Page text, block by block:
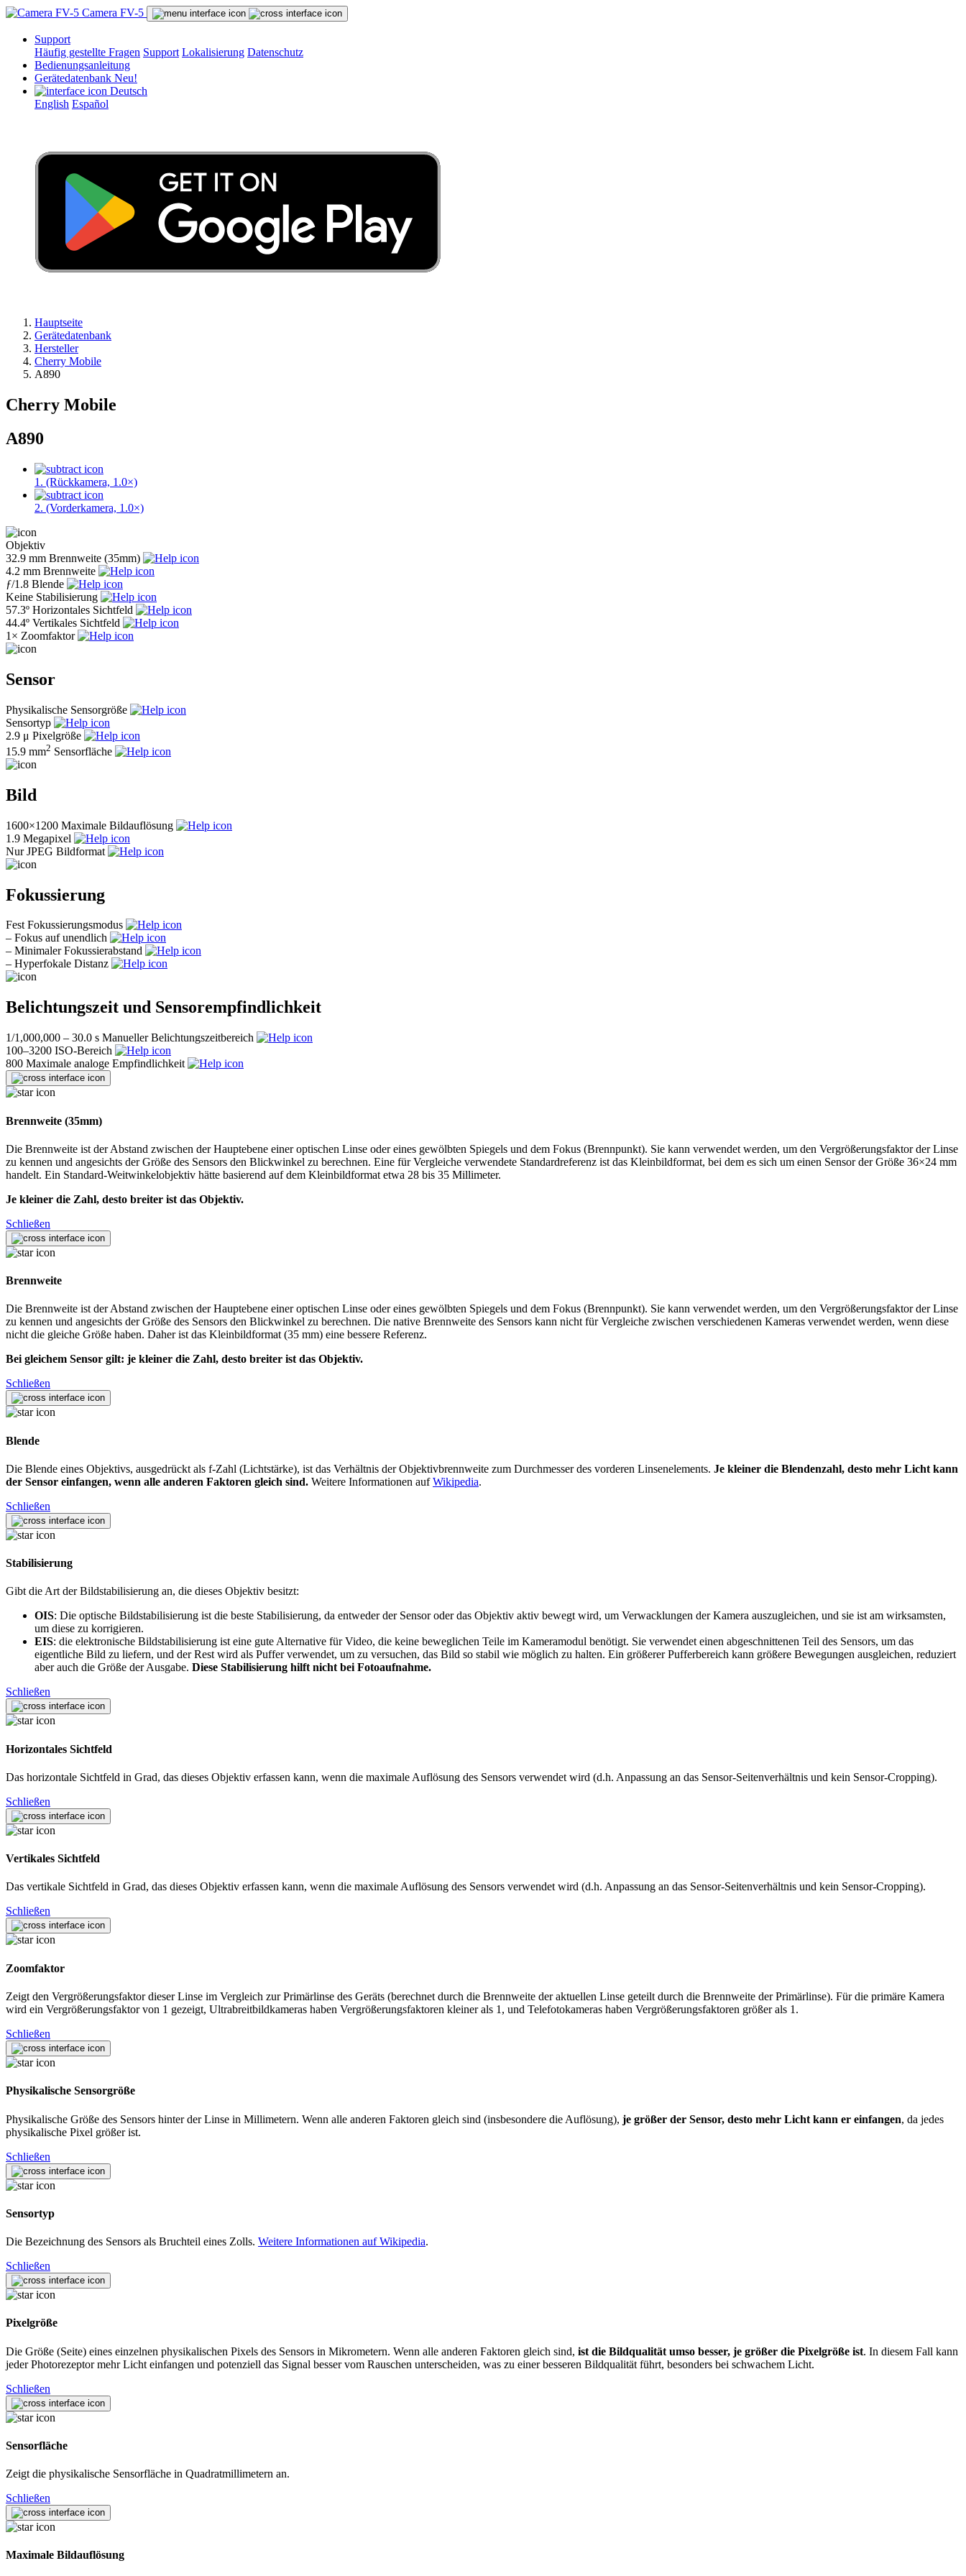
Camera FV-5
Support
Häufig gestellte Fragen Support Lokalisierung Datenschutz
Bedienungsanleitung
Gerätedatenbank Neu!
Deutsch
English Español
Hauptseite
Gerätedatenbank
Hersteller
Cherry Mobile
A890
Cherry Mobile
A890
1. (Rückkamera, 1.0×)
2. (Vorderkamera, 1.0×)
Objektiv
32.9 mm Brennweite (35mm)
4.2 mm Brennweite
ƒ/1.8 Blende
Keine Stabilisierung
57.3º Horizontales Sichtfeld
44.4º Vertikales Sichtfeld
1× Zoomfaktor
Sensor
Physikalische Sensorgröße
Sensortyp
2.9 μ Pixelgröße
15.9 mm2 Sensorfläche
Bild
1600×1200 Maximale Bildauflösung
1.9 Megapixel
Nur JPEG Bildformat
Fokussierung
FestFokussierungsmodus
– Fokus auf unendlich
– Minimaler Fokussierabstand
– Hyperfokale Distanz
Belichtungszeit und Sensorempfindlichkeit
1/1,000,000 – 30.0 s Manueller Belichtungszeitbereich
100–3200 ISO-Bereich
800 Maximale analoge Empfindlichkeit
Brennweite (35mm)
Die Brennweite ist der Abstand zwischen der Hauptebene einer optischen Linse oder eines gewölbten Spiegels und dem Fokus (Brennpunkt). Sie kann verwendet werden, um den Vergrößerungsfaktor der Linse
zu kennen und angesichts der Größe des Sensors den Blickwinkel zu berechnen. Eine für Vergleiche verwendete Standardreferenz ist das Kleinbildformat, bei dem es sich um einen Sensor der Größe 36×24 mm
handelt. Ein Standard-Weitwinkelobjektiv hätte basierend auf dem Kleinbildformat etwa 28 bis 35 Millimeter.
Je kleiner die Zahl, desto breiter ist das Objektiv.
Schließen
Brennweite
Die Brennweite ist der Abstand zwischen der Hauptebene einer optischen Linse oder eines gewölbten Spiegels und dem Fokus (Brennpunkt). Sie kann verwendet werden, um den Vergrößerungsfaktor der Linse
zu kennen und angesichts der Größe des Sensors den Blickwinkel zu berechnen. Die native Brennweite des Sensors kann nicht für Vergleiche zwischen verschiedenen Kameras verwendet werden, wenn diese
nicht die gleiche Größe haben. Daher ist das Kleinbildformat (35 mm) eine bessere Referenz.
Bei gleichem Sensor gilt: je kleiner die Zahl, desto breiter ist das Objektiv.
Schließen
Blende
Die Blende eines Objektivs, ausgedrückt als f-Zahl (Lichtstärke), ist das Verhältnis der Objektivbrennweite zum Durchmesser des vorderen Linsenelements. Je kleiner die Blendenzahl, desto mehr Licht kann
der Sensor einfangen, wenn alle anderen Faktoren gleich sind. Weitere Informationen aufWikipedia.
Schließen
Stabilisierung
Gibt die Art der Bildstabilisierung an, die dieses Objektiv besitzt:
OIS: Die optische Bildstabilisierung ist die beste Stabilisierung, da entweder der Sensor oder das Objektiv aktiv bewegt wird, um Verwacklungen der Kamera auszugleichen, und sie ist am wirksamsten,
um diese zu korrigieren.
EIS: die elektronische Bildstabilisierung ist eine gute Alternative für Video, die keine beweglichen Teile im Kameramodul benötigt. Sie verwendet einen abgeschnittenen Teil des Sensors, um das
eigentliche Bild zu liefern, und der Rest wird als Puffer verwendet, um zu versuchen, das Bild so stabil wie möglich zu halten. Ein größerer Pufferbereich kann größere Bewegungen ausgleichen, reduziert
aber auch die Größe der Ausgabe. Diese Stabilisierung hilft nicht bei Fotoaufnahme.
Schließen
Horizontales Sichtfeld
Das horizontale Sichtfeld in Grad, das dieses Objektiv erfassen kann, wenn die maximale Auflösung des Sensors verwendet wird (d.h. Anpassung an das Sensor-Seitenverhältnis und kein Sensor-Cropping).
Schließen
Vertikales Sichtfeld
Das vertikale Sichtfeld in Grad, das dieses Objektiv erfassen kann, wenn die maximale Auflösung des Sensors verwendet wird (d.h. Anpassung an das Sensor-Seitenverhältnis und kein Sensor-Cropping).
Schließen
Zoomfaktor
Zeigt den Vergrößerungsfaktor dieser Linse im Vergleich zur Primärlinse des Geräts (berechnet durch die Brennweite der aktuellen Linse geteilt durch die Brennweite der Primärlinse). Für die primäre Kamera
wird ein Vergrößerungsfaktor von 1 gezeigt, Ultrabreitbildkameras haben Vergrößerungsfaktoren kleiner als 1, und Telefotokameras haben Vergrößerungsfaktoren größer als 1.
Schließen
Physikalische Sensorgröße
Physikalische Größe des Sensors hinter der Linse in Millimetern. Wenn alle anderen Faktoren gleich sind (insbesondere die Auflösung), je größer der Sensor, desto mehr Licht kann er einfangen, da jedes
physikalische Pixel größer ist.
Schließen
Sensortyp
Die Bezeichnung des Sensors als Bruchteil eines Zolls. Weitere Informationen auf Wikipedia.
Schließen
Pixelgröße
Die Größe (Seite) eines einzelnen physikalischen Pixels des Sensors in Mikrometern. Wenn alle anderen Faktoren gleich sind, ist die Bildqualität umso besser, je größer die Pixelgröße ist. In diesem Fall kann
jeder Photorezeptor mehr Licht einfangen und potenziell das Signal besser vom Rauschen unterscheiden, was zu einer besseren Bildqualität führt, besonders bei schwachem Licht.
Schließen
Sensorfläche
Zeigt die physikalische Sensorfläche in Quadratmillimetern an.
Schließen
Maximale Bildauflösung